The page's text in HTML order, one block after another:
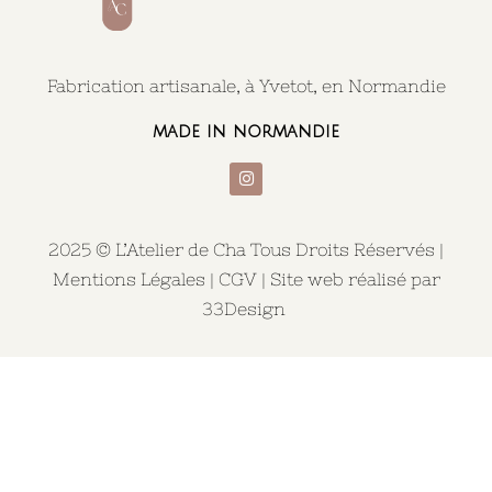
Fabrication artisanale, à Yvetot, en Normandie
made in normandie
2025 © L’Atelier de Cha Tous Droits Réservés |
Mentions Légales | CGV| Site web réalisé par
33Design